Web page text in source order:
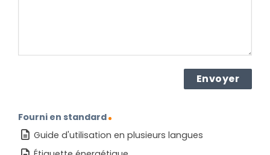
Fourni en standard
Guide d'utilisation en plusieurs langues